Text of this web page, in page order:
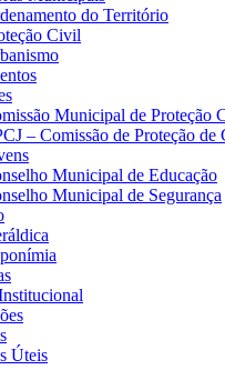
do Território
Civil
Municipal de Proteção
– Comissão de Proteção de
Municipal de Educação
Municipal de Segurança
Úteis